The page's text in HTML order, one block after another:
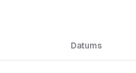
Datums